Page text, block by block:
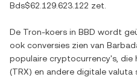
Bds$62.129.623.122 zet.
De Tron-koers in BBD wordt
ook conversies zien van
populaire cryptocurrency's, die
(TRX) en andere digitale valuta